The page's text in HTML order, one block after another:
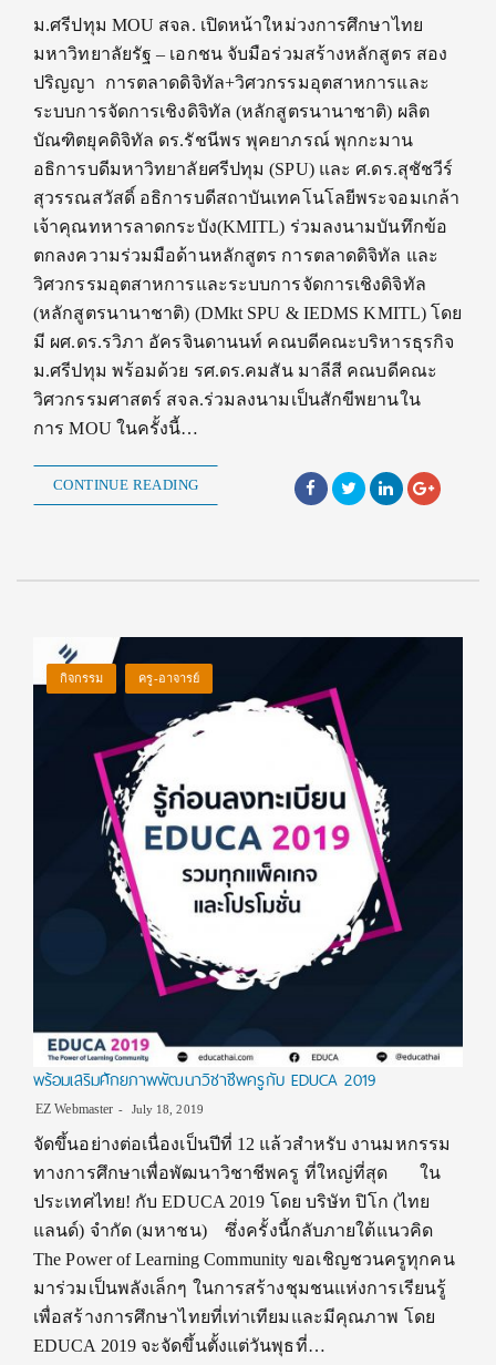
ม.ศรีปทุม MOU สจล. เปิดหน้าใหม่วงการศึกษาไทย
มหาวิทยาลัยรัฐ – เอกชน จับมือร่วมสร้างหลักสูตร สอง
ปริญญา การตลาดดิจิทัล+วิศวกรรมอุตสาหการและ
ระบบการจัดการเชิงดิจิทัล (หลักสูตรนานาชาติ) ผลิต
บัณฑิตยุคดิจิทัล ดร.รัชนีพร พุคยาภรณ์ พุกกะมาน
อธิการบดีมหาวิทยาลัยศรีปทุม (SPU) และ ศ.ดร.สุชัชวีร์
สุวรรณสวัสดิ์ อธิการบดีสถาบันเทคโนโลยีพระจอมเกล้า
เจ้าคุณทหารลาดกระบัง(KMITL) ร่วมลงนามบันทึกข้อ
ตกลงความร่วมมือด้านหลักสูตร การตลาดดิจิทัล และ
วิศวกรรมอุตสาหการและระบบการจัดการเชิงดิจิทัล
(หลักสูตรนานาชาติ) (DMkt SPU & IEDMS KMITL) โดย
มี ผศ.ดร.รวิภา อัครจินดานนท์ คณบดีคณะบริหารธุรกิจ
ม.ศรีปทุม พร้อมด้วย รศ.ดร.คมสัน มาลีสี คณบดีคณะ
วิศวกรรมศาสตร์ สจล.ร่วมลงนามเป็นสักขีพยานใน
การ MOU ในครั้งนี้…
CONTINUE READING
กิจกรรม ครู-อาจารย์
พร้อมเสริมศักยภาพพัฒนาวิชาชีพครูกับ EDUCA 2019
EZ Webmaster July 18, 2019
จัดขึ้นอย่างต่อเนื่องเป็นปีที่ 12 แล้วสำหรับ งานมหกรรม
ทางการศึกษาเพื่อพัฒนาวิชาชีพครู ที่ใหญ่ที่สุด ใน
ประเทศไทย! กับ EDUCA 2019 โดย บริษัท ปิโก (ไทย
แลนด์) จำกัด (มหาชน) ซึ่งครั้งนี้กลับภายใต้แนวคิด
The Power of Learning Community ขอเชิญชวนครูทุกคน
มาร่วมเป็นพลังเล็กๆ ในการสร้างชุมชนแห่งการเรียนรู้
เพื่อสร้างการศึกษาไทยที่เท่าเทียมและมีคุณภาพ โดย
EDUCA 2019 จะจัดขึ้นตั้งแต่วันพุธที่…